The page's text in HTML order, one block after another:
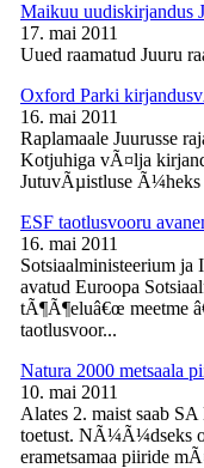
Maikuu uudiskirjandus
17. mai 2011
Uued raamatud Juuru
Oxford Parki
16. mai 2011
Raplamaale Juurusse
Kotjuhiga vÃ¤lja
JutuvÃµistluse
ESF taotlusvooru
16. mai 2011
Sotsiaalministeerium
avatud Euroopa
tÃ¶Ã¶eluâ€œ meetme
taotlusvoor...
Natura 2000 metsaala
10. mai 2011
Alates 2. maist saab SA
toetust. NÃ¼Ã¼dseks
erametsamaa piiride